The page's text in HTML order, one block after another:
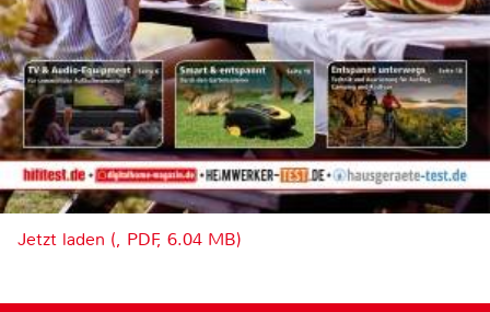
Jetzt laden (, PDF, 6.04 MB)